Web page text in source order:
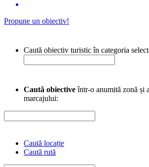
Propune un obiectiv!
Caută obiectiv turistic în categoria
Caută obiectiveîntr-o anumită zonă și
marcajului:
Caută locație
Caută rută